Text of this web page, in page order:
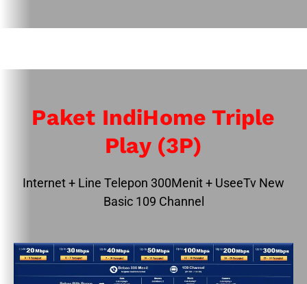
Paket IndiHome Triple
Play (3P)
Internet + Line Telepon 300Menit + UseeTv New
Basic 109 Channel